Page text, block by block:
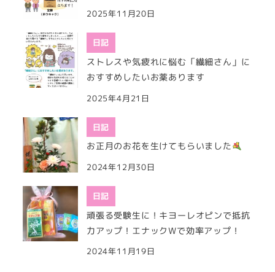
2025年11月20日
日記
ストレスや気疲れに悩む「繊細さん」に
おすすめしたいお薬あります
2025年4月21日
日記
お正月のお花を生けてもらいました
2024年12月30日
日記
頑張る受験生に！キヨーレオピンで抵抗
力アップ！エナックWで効率アップ！
2024年11月19日